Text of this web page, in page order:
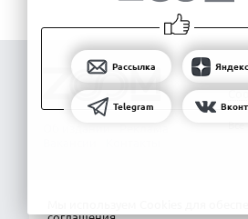
Рассылка
Telegram
Мы используем Сookies для